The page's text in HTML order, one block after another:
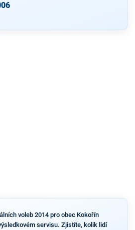
voleb 2014 pro obec Kokořín
servisu. Zjistíte, kolik lidí